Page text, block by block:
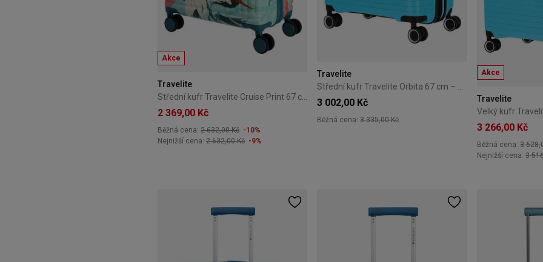
Akce
Travelite
2 369,00 Kč
Běžná cena: 2 632,00 Kč -10%
Nejnižší cena: 2 632,00 Kč -9%
Travelite
3 002,00 Kč
Běžná cena:3 335,00 Kč
Akce
Travelite
3 266,00 Kč
Běžná cena: 3
Nejnižší cena: 3